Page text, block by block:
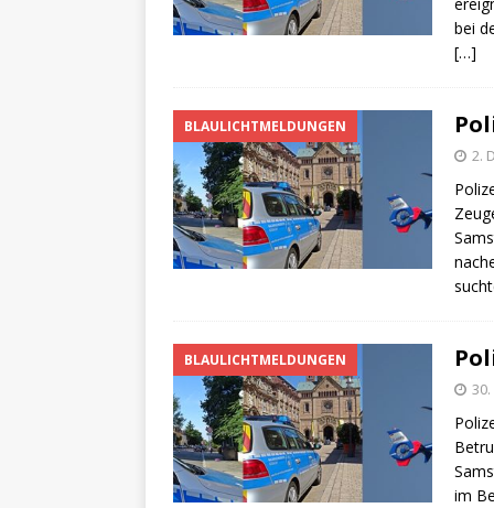
[ 29. März 2024 ]
Polizei /
bei
[…]
BLAULICHTMELDUNGEN
2.
BLAULICHTMELDUNGEN
im